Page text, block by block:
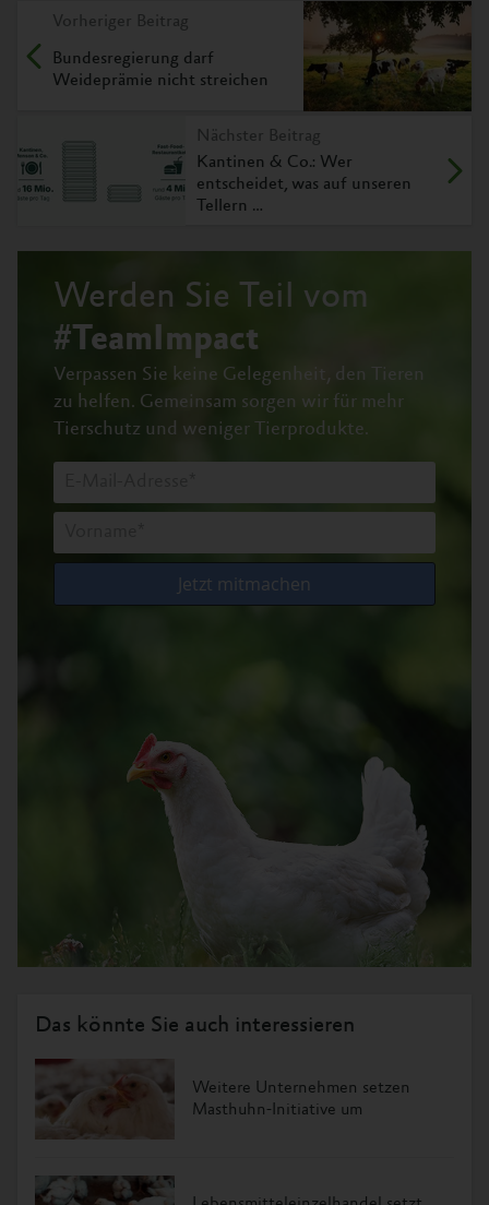
Vorheriger Beitrag
Bundesregierung darf
Weideprämie nicht streichen
Nächster Beitrag
Kantinen & Co.: Wer
entscheidet, was auf unseren
Tellern …
Werden Sie Teil vom
#TeamImpact
Verpassen Sie keine Gelegenheit, den Tieren
zu helfen. Gemeinsam sorgen wir für mehr
Tierschutz und weniger Tierprodukte.
Das könnte Sie auch interessieren
Weitere Unternehmen setzen
Masthuhn-Initiative um